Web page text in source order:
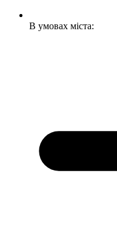
В умовах міста: